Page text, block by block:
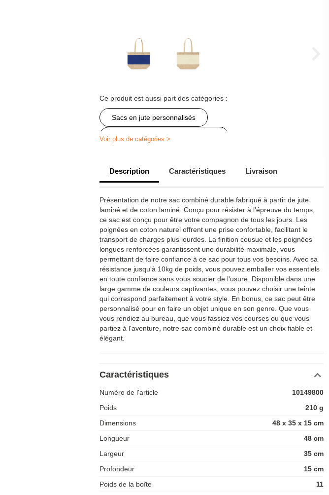
Ce produit est aussi part des catégories :
Sacs en jute personnalisés
Sacoche personnalisé écologique
Voir plus de catégories >
Description Caractéristiques Livraison
Présentation de notre sac combiné durable fabriqué à partir de jute
laminé et de coton laminé. Conçu pour résister à l'épreuve du temps,
ce sac est conçu pour être votre compagnon de tous les jours. Les
poignées en coton naturel offrent une prise confortable, facilitant le
transport de charges plus lourdes. La finition cousue et les poignées
longues renforcées garantissent une durabilité maximale, vous
permettant de faire confiance à ce sac pour tous vos besoins. Avec sa
résistance jusqu'à 10kg de poids, vous pouvez emballer vos essentiels
en toute confiance sans vous soucier de l'usure. Disponible dans une
large gamme de couleurs captivantes, vous pouvez choisir une teinte
qui correspond parfaitement à votre style. En bonus, ce sac peut être
personnalisé pour en faire un objet unique en son genre. Que vous
vous rendiez au bureau, que vous fassiez vos courses ou que vous
partiez à l'aventure, notre sac combiné durable est un choix fiable et
élégant.
Caractéristiques
Numéro de l'article
10149800
Poids
210 g
Dimensions
48 x 35 x 15 cm
Longueur
48 cm
Largeur
35 cm
Profondeur
15 cm
Poids de la boîte
11